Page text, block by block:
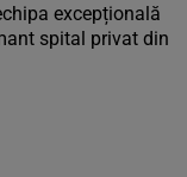
excepțională
spital privat din